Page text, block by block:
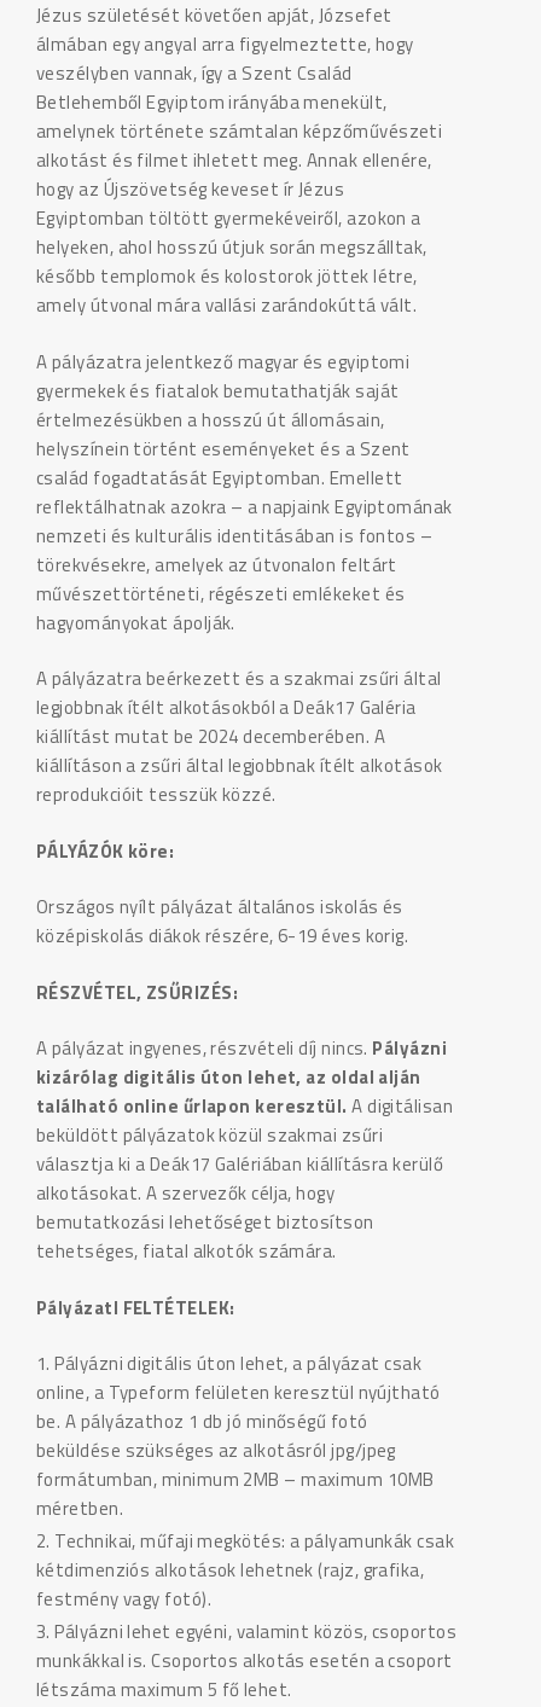
Jézus születését követően apját, Józsefet
álmában egy angyal arra figyelmeztette, hogy
veszélyben vannak, így a Szent Család
Betlehemből Egyiptom irányába menekült,
amelynek története számtalan képzőművészeti
alkotást és filmet ihletett meg. Annak ellenére,
hogy az Újszövetség keveset ír Jézus
Egyiptomban töltött gyermekéveiről, azokon a
helyeken, ahol hosszú útjuk során megszálltak,
később templomok és kolostorok jöttek létre,
amely útvonal mára vallási zarándokúttá vált.
A pályázatra jelentkező magyar és egyiptomi
gyermekek és fiatalok bemutathatják saját
értelmezésükben a hosszú út állomásain,
helyszínein történt eseményeket és a Szent
család fogadtatását Egyiptomban. Emellett
reflektálhatnak azokra – a napjaink Egyiptomának
nemzeti és kulturális identitásában is fontos –
törekvésekre, amelyek az útvonalon feltárt
művészettörténeti, régészeti emlékeket és
hagyományokat ápolják.
A pályázatra beérkezett és a szakmai zsűri által
legjobbnak ítélt alkotásokból a Deák17 Galéria
kiállítást mutat be 2024 decemberében. A
kiállításon a zsűri által legjobbnak ítélt alkotások
reprodukcióit tesszük közzé.
PÁLYÁZÓK köre:
Országos nyílt pályázat általános iskolás és
középiskolás diákok részére, 6-19 éves korig.
RÉSZVÉTEL, ZSŰRIZÉS:
A pályázat ingyenes, részvételi díj nincs. Pályázni
kizárólag digitális úton lehet, az oldal alján
található online űrlapon keresztül. A digitálisan
beküldött pályázatok közül szakmai zsűri
választja ki a Deák17 Galériában kiállításra kerülő
alkotásokat. A szervezők célja, hogy
bemutatkozási lehetőséget biztosítson
tehetséges, fiatal alkotók számára.
PályázatI FELTÉTELEK:
Pályázni digitális úton lehet, a pályázat csak
online, a Typeform felületen keresztül nyújtható
be. A pályázathoz 1 db jó minőségű fotó
beküldése szükséges az alkotásról jpg/jpeg
formátumban, minimum 2MB – maximum 10MB
méretben.
Technikai, műfaji megkötés: a pályamunkák csak
kétdimenziós alkotások lehetnek (rajz, grafika,
festmény vagy fotó).
Pályázni lehet egyéni, valamint közös, csoportos
munkákkal is. Csoportos alkotás esetén a csoport
létszáma maximum 5 fő lehet.